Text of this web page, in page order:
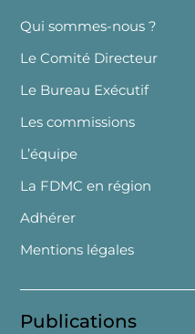
Qui sommes-nous ?
Le Comité Directeur
Le Bureau Exécutif
Les commissions
L’équipe
La FDMC en région
Adhérer
Mentions légales
Publications